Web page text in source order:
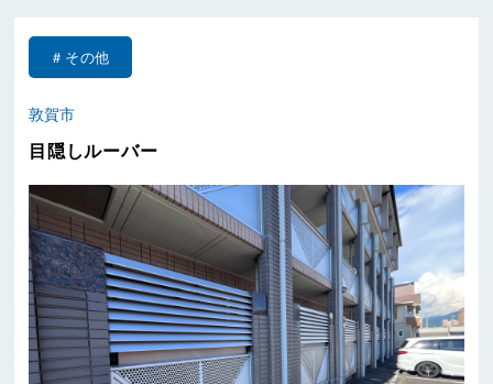
その他
敦賀市
目隠しルーバー